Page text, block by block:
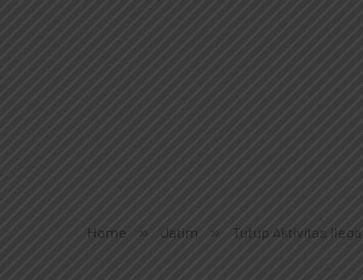
Home » Jatim » Tutup Aktivitas